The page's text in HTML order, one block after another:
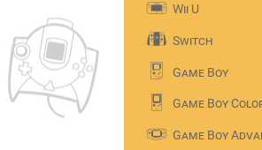
Wii U
Switch
Game Boy
Game Boy
Game Boy